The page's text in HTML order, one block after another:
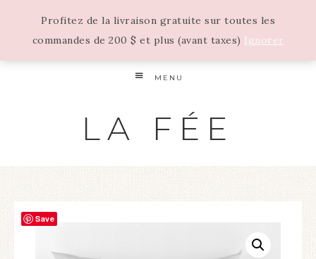
Profitez de la livraison gratuite sur toutes les
commandes de 200 $ et plus (avant taxes) Ignorer
MENU
LA FÉE
Save